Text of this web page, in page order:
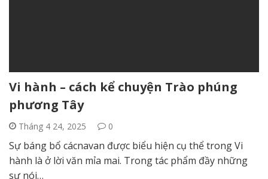
Vi hành – cách kể chuyện Trào phúng
phương Tây
Tháng 4 24, 2025 0
Sự báng bổ cácnavan được biểu hiện cụ thể trong Vi
hành là ở lời văn mỉa mai. Trong tác phẩm đầy những
sự nói…